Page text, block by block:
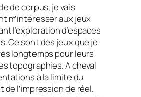
de corpus, je vais
m’intéresser aux jeux
l’exploration d’espaces
Ce sont des jeux que je
longtemps pour leurs
topographies. A cheval
à la limite du
de l’impression de réel.